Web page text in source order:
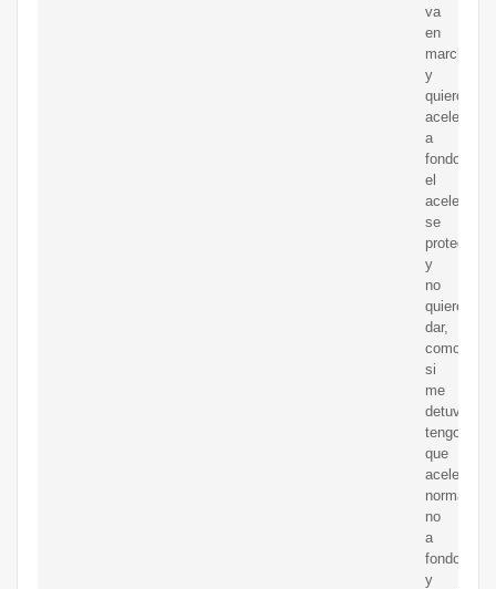
va
en
marcha
y
quiero
acelerar
a
fondo
el
acelerador
se
protege
y
no
quiere
dar,
como
si
me
detuviera,
tengo
que
acelerar
normal
no
a
fondo
y